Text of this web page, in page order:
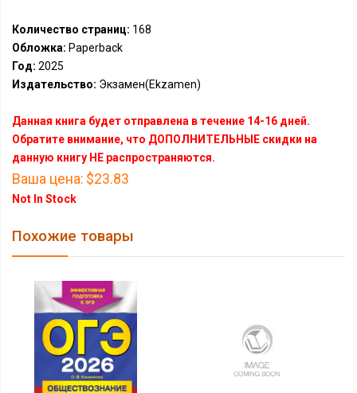
Количество страниц: 168
Обложка: Paperback
Год: 2025
Издательство: Экзамен(Ekzamen)
Данная книга будет отправлена в течение 14-16 дней.
Обратите внимание, что ДОПОЛНИТЕЛЬНЫЕ скидки на
данную книгу НЕ распространяются.
Ваша цена: $23.83
Not In Stock
Похожие товары